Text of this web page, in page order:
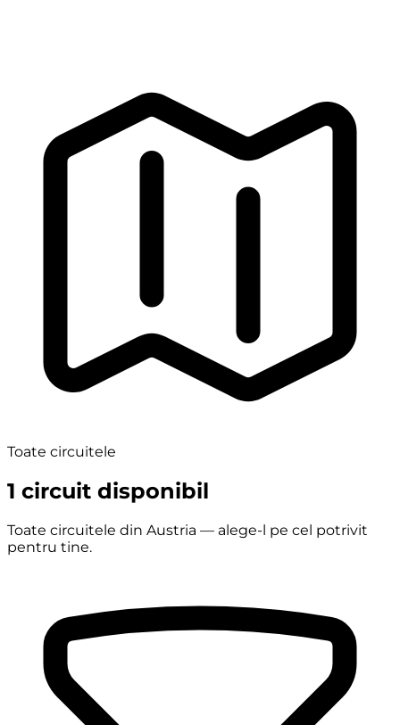
Toate circuitele
1 circuit disponibil
Toate circuitele din Austria — alege-l pe cel potrivit
pentru tine.